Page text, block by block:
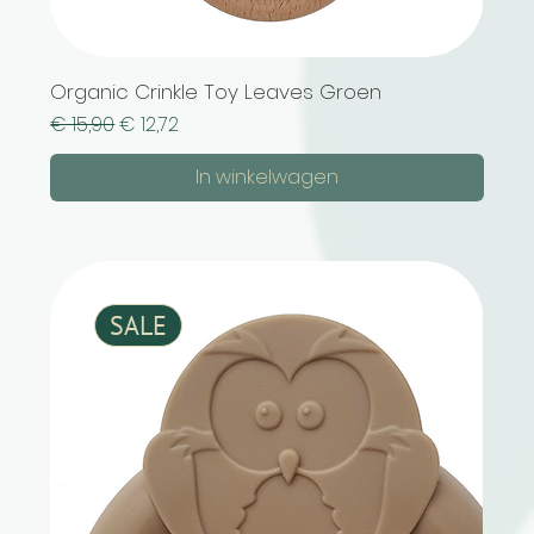
Organic Crinkle Toy Leaves Groen
Normale prijs
€ 15,90Verkoopprijs
€ 12,72
In winkelwagen
SALE